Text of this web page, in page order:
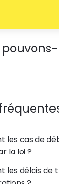
les cas de
la loi ?
les délais